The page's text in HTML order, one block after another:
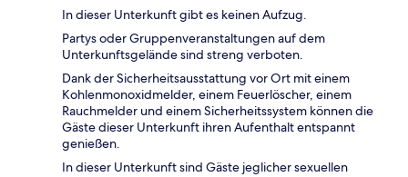
In dieser Unterkunft gibt es keinen Aufzug.
Partys oder Gruppenveranstaltungen auf dem
Unterkunftsgelände sind streng verboten.
Dank der Sicherheitsausstattung vor Ort mit einem
Kohlenmonoxidmelder, einem Feuerlöscher, einem
Rauchmelder und einem Sicherheitssystem können die
Gäste dieser Unterkunft ihren Aufenthalt entspannt
genießen.
In dieser Unterkunft sind Gäste jeglicher sexuellen